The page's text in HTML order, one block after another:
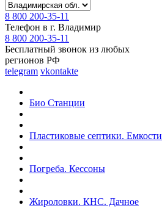
8 800 200-35-11
Телефон в г. Владимир
8 800 200-35-11
Бесплатный звонок из любых
регионов РФ
telegram vkontakte
Био Станции
Пластиковые септики. Емкости
Погреба. Кессоны
Жироловки. КНС. Дачное